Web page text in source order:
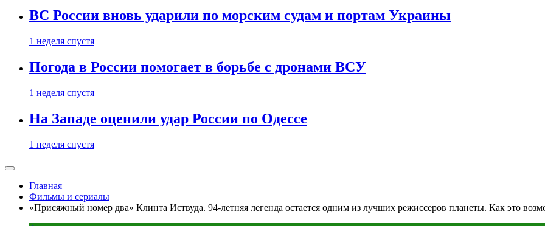
ВС России вновь ударили по морским судам и портам Украины
1 неделя спустя
Погода в России помогает в борьбе с дронами ВСУ
1 неделя спустя
На Западе оценили удар России по Одессе
1 неделя спустя
Главная
Фильмы и сериалы
«Присяжный номер два» Клинта Иствуда. 94-летняя легенда остается одним из лучших режиссеров планеты. Как это